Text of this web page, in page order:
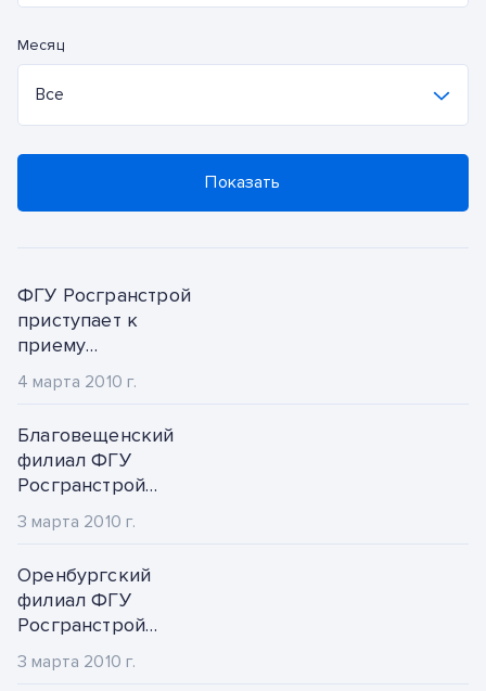
2024
2020
2019
2018
2017
2016
2015
2014
Месяц
Все
март
апрель
июнь
сентябрь
октябрь
Показать
ФГУ Росгранстрой
приступает к
приему
имущественных
комплексов
железнодорожных
и морских пунктов
пропуска.
4 марта 2010 г.
Благовещенский
филиал ФГУ
Росгранстрой
обследовал
смешанный пункт
«Поярково».
3 марта 2010 г.
Оренбургский
филиал ФГУ
Росгранстрой
примет участие в
работе
3 марта 2010 г.